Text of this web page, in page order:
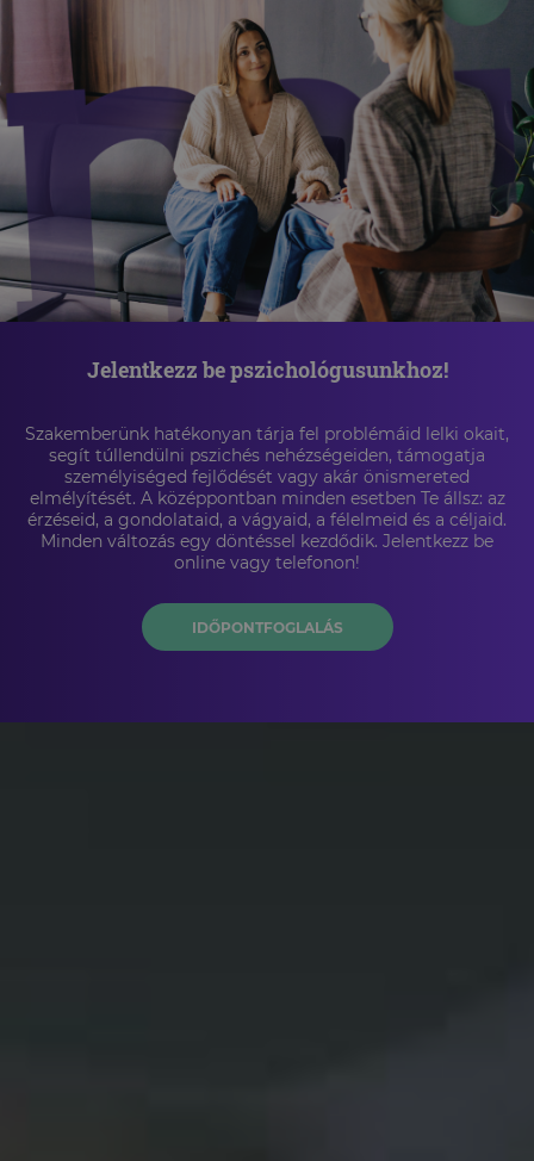
Jelentkezz be pszichológusunkhoz!
Szakemberünk hatékonyan tárja fel problémáid lelki okait,
segít túllendülni pszichés nehézségeiden, támogatja
személyiséged fejlődését vagy akár önismereted
elmélyítését. A középpontban minden esetben Te állsz: az
érzéseid, a gondolataid, a vágyaid, a félelmeid és a céljaid.
Minden változás egy döntéssel kezdődik. Jelentkezz be
online vagy telefonon!
IDŐPONTFOGLALÁS